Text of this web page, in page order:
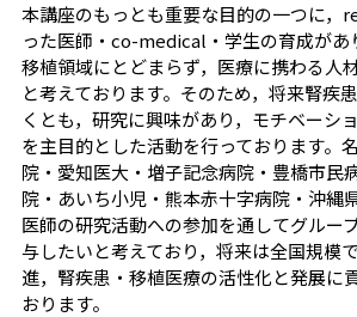
本講座のもっとも重要な目的の一つに，
った医師・co-medical・学生の育成があ
移植領域にとどまらず，医療に携わる人
と考えております。そのため，将来腎疾
くとも，研究に興味があり，モチベーシ
を主目的とした活動を行っております。
院・愛知医大・増子記念病院・豊橋市民
院・あいち小児・熊本赤十字病院・沖縄
医師の研究活動への参加を通してグルー
与したいと考えており，将来は全国規模
進，腎疾患・移植医療の活性化と発展に
おります。